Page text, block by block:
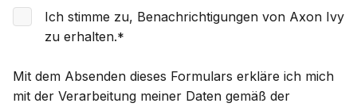
Ich stimme zu, Benachrichtigungen von Axon Ivy
zu erhalten.*
Mit dem Absenden dieses Formulars erkläre ich mich
mit der Verarbeitung meiner Daten gemäß der